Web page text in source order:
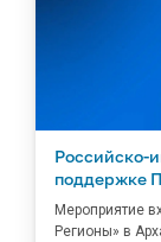
Российско-
поддержке
Мероприятие
Регионы» в